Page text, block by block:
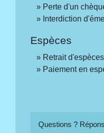
Perte d'un
Interdiction
Espèces
Retrait d'espèces
Paiement en
Questions ?